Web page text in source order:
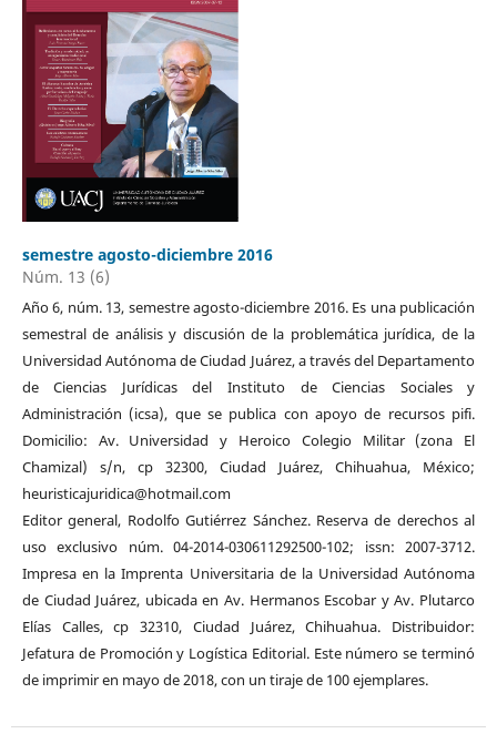
semestre agosto-diciembre 2016
Núm. 13 (6)
Año 6, núm. 13, semestre agosto-diciembre 2016. Es una publicación
semestral de análisis y discusión de la problemática jurídica, de la
Universidad Autónoma de Ciudad Juárez, a través del Departamento
de Ciencias Jurídicas del Instituto de Ciencias Sociales y
Administración (icsa), que se publica con apoyo de recursos pifi.
Domicilio: Av. Universidad y Heroico Colegio Militar (zona El
Chamizal) s/n, cp 32300, Ciudad Juárez, Chihuahua, México;
heuristicajuridica@hotmail.com
Editor general, Rodolfo Gutiérrez Sánchez. Reserva de derechos al
uso exclusivo núm. 04-2014-030611292500-102; issn: 2007-3712.
Impresa en la Imprenta Universitaria de la Universidad Autónoma
de Ciudad Juárez, ubicada en Av. Hermanos Escobar y Av. Plutarco
Elías Calles, cp 32310, Ciudad Juárez, Chihuahua. Distribuidor:
Jefatura de Promoción y Logística Editorial. Este número se terminó
de imprimir en mayo de 2018, con un tiraje de 100 ejemplares.